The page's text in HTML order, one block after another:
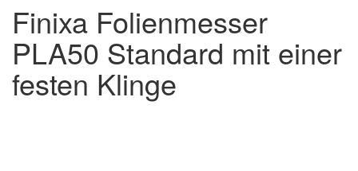
Abklebeband
Abdeckfolie
Abdeckpapier
Finixa Folienmesser
PLA50 Standard mit einer
festen Klinge